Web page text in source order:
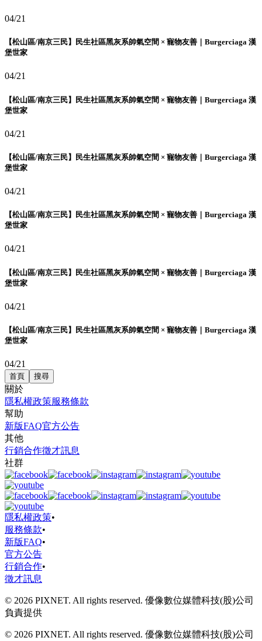
04/21
【松山區/南京三民】民生社區黑灰系帥氣空間 × 寵物友善｜Burgerciaga 漢
堡世家
04/21
【松山區/南京三民】民生社區黑灰系帥氣空間 × 寵物友善｜Burgerciaga 漢
堡世家
04/21
【松山區/南京三民】民生社區黑灰系帥氣空間 × 寵物友善｜Burgerciaga 漢
堡世家
04/21
【松山區/南京三民】民生社區黑灰系帥氣空間 × 寵物友善｜Burgerciaga 漢
堡世家
04/21
【松山區/南京三民】民生社區黑灰系帥氣空間 × 寵物友善｜Burgerciaga 漢
堡世家
04/21
【松山區/南京三民】民生社區黑灰系帥氣空間 × 寵物友善｜Burgerciaga 漢
堡世家
04/21
首頁 搜尋
關於
隱私權政策服務條款
幫助
新版FAQ官方公告
其他
行銷合作徵才訊息
社群
隱私權政策•
服務條款•
新版FAQ•
官方公告
行銷合作•
徵才訊息
© 2026 PIXNET. All rights reserved. 優像數位媒體科技(股)公司
負責提供
© 2026 PIXNET. All rights reserved. 優像數位媒體科技(股)公司